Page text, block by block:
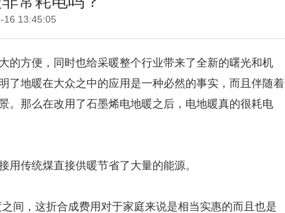
16 13:45:05
的方便，同时也给采暖整个行业带来了全新的曙光和机
了地暖在大众之中的应用是一种必然的事实，而且伴随着
。那么在改用了石墨烯电地暖之后，电地暖真的很耗电
传统煤直接供暖节省了大量的能源。
间，这折合成费用对于家庭来说是相当实惠的而且也是